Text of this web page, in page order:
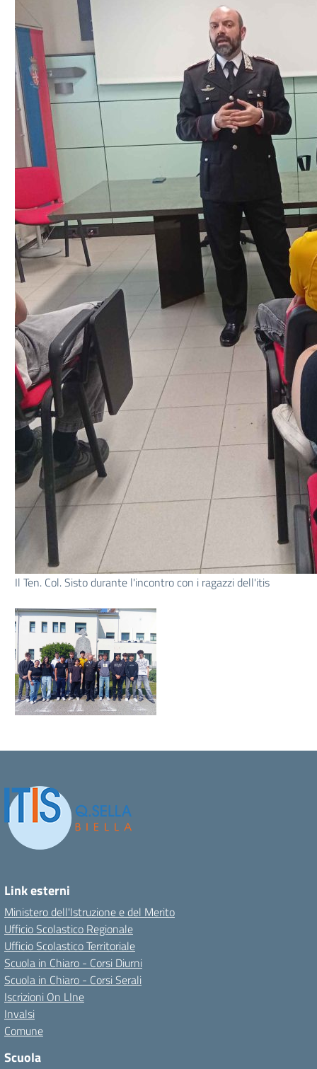
Il Ten. Col. Sisto durante l'incontro con i ragazzi dell'itis
Link esterni
Ministero dell'Istruzione e del Merito
Ufficio Scolastico Regionale
Ufficio Scolastico Territoriale
Scuola in Chiaro - Corsi Diurni
Scuola in Chiaro - Corsi Serali
Iscrizioni On LIne
Invalsi
Comune
Scuola